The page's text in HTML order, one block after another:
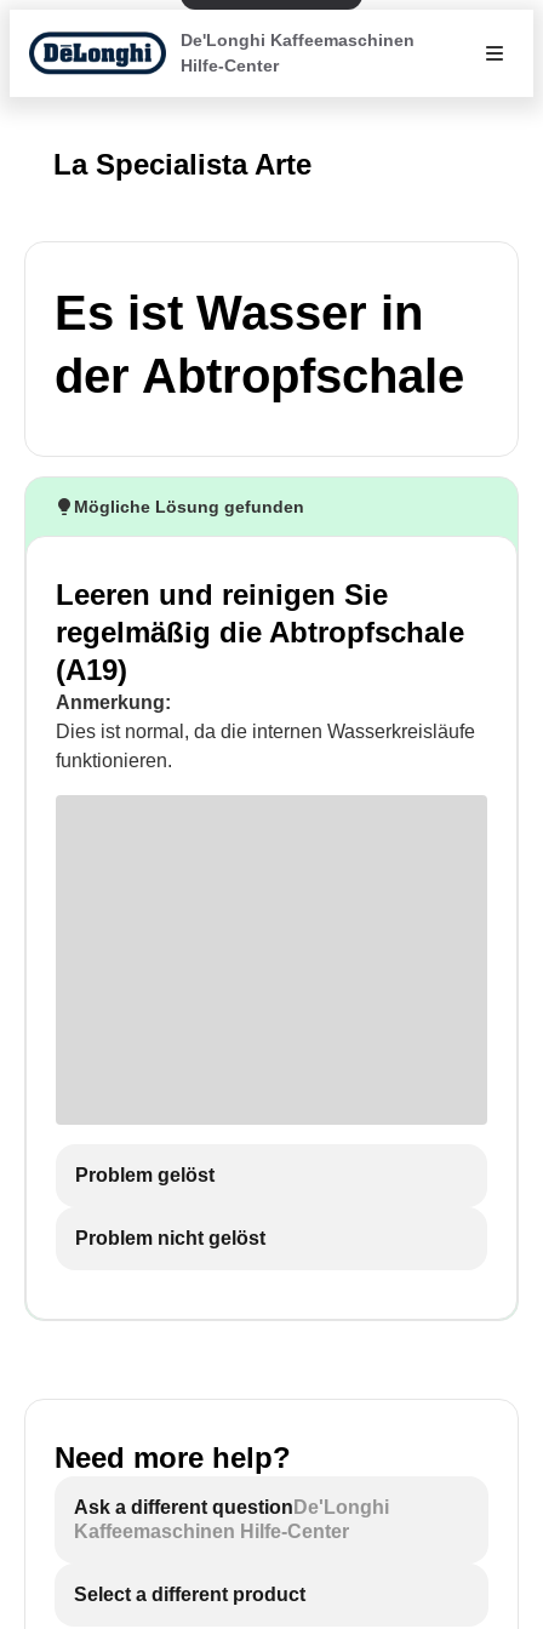
De'Longhi Kaffeemaschinen
Hilfe-Center
La Specialista Arte
Es ist Wasser in
der Abtropfschale
Mögliche Lösung gefunden
Leeren und reinigen Sie
regelmäßig die Abtropfschale
(A19)
Anmerkung:
Dies ist normal, da die internen Wasserkreisläufe
funktionieren.
Problem gelöst
Problem nicht gelöst
Need more help?
Ask a different question De'Longhi
Kaffeemaschinen Hilfe-Center
Select a different product